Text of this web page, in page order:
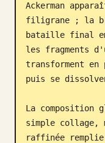
Ackerman
filigrane ; la
bataille final
les fragments
transforment
puis se
La composition
simple collage,
raffinée